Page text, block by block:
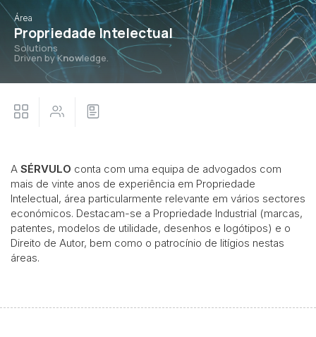
Área
Propriedade Intelectual
Solutions
Driven by Knowledge.
A SÉRVULO conta com uma equipa de advogados com
mais de vinte anos de experiência em Propriedade
Intelectual, área particularmente relevante em vários sectores
económicos. Destacam-se a Propriedade Industrial (marcas,
patentes, modelos de utilidade, desenhos e logótipos) e o
Direito de Autor, bem como o patrocínio de litígios nestas
áreas.